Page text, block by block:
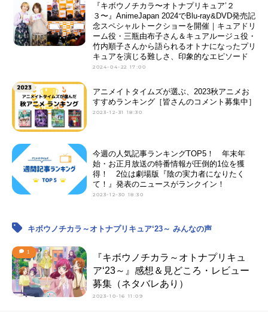
『キボウノチカラ〜オトナプリキュア’２
３〜』AnimeJapan 2024でBlu-ray&DVD発売記
念スペシャルトークショーを開催｜キュアドリ
ーム役・三瓶由布子さん＆キュアルージュ役・
竹内順子さんから語られるオトナになったプリ
キュアを演じる難しさ、印象的なエピソード
2024-04-22 17:00
アニメイトタイムズが選ぶ、2023秋アニメお
すすめランキング［皆さんのコメント募集中］
2023-12-31 18:30
今週の人気記事ランキングTOP5！ 年末年
始・お正月放送の特番情報が圧倒的1位を獲
得！ 2位は劇場版『陰の実力者になりたく
て！』発表のニュースがランクイン！
2023-12-30 18:30
キボウノチカラ～オトナプリキュア‘23～ みんなの声
1
『キボウノチカラ～オトナプリキュ
ア‘23～』感想＆見どころ・レビュー
募集（ネタバレあり）
2023-10-16 11:09